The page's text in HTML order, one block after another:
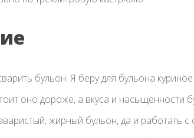
бульон. Я беру для бульона
оно дороже, а вкуса и насыщенности
жирный бульон, да и работать с